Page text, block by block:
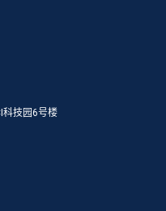
科技园6号楼